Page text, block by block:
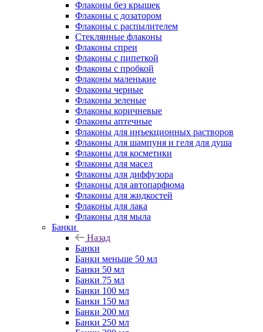
Флаконы без крышек
Флаконы с дозатором
Флаконы с распылителем
Стеклянные флаконы
Флаконы cпреи
Флаконы с пипеткой
Флаконы с пробкой
Флаконы маленькие
Флаконы черные
Флаконы зеленые
Флаконы коричневые
Флаконы аптечные
Флаконы для инъекционных растворов
Флаконы для шампуня и геля для душа
Флаконы для косметики
Флаконы для масел
Флаконы для диффузора
Флаконы для автопарфюма
Флаконы для жидкостей
Флаконы для лака
Флаконы для мыла
Банки
Назад
Банки
Банки меньше 50 мл
Банки 50 мл
Банки 75 мл
Банки 100 мл
Банки 150 мл
Банки 200 мл
Банки 250 мл